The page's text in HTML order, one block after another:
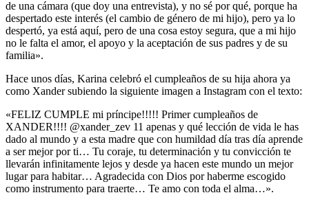
de una cámara (que doy una entrevista), y no sé por qué, porque ha
despertado este interés (el cambio de género de mi hijo), pero ya lo
despertó, ya está aquí, pero de una cosa estoy segura, que a mi hijo
no le falta el amor, el apoyo y la aceptación de sus padres y de su
familia».
Hace unos días, Karina celebró el cumpleaños de su hija ahora ya
como Xander subiendo la siguiente imagen a Instagram con el texto:
«FELIZ CUMPLE mi príncipe!!!!! Primer cumpleaños de
XANDER!!!! @xander_zev 11 apenas y qué lección de vida le has
dado al mundo y a esta madre que con humildad día tras día aprende
a ser mejor por ti… Tu coraje, tu determinación y tu convicción te
llevarán infinitamente lejos y desde ya hacen este mundo un mejor
lugar para habitar… Agradecida con Dios por haberme escogido
como instrumento para traerte… Te amo con toda el alma…».